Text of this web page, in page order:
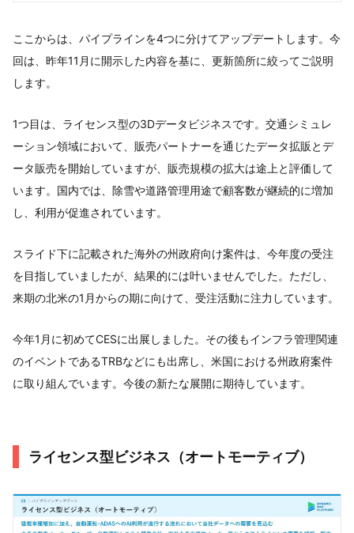
ここからは、パイプラインを4つに分けてアップデートします。今
回は、昨年11月に開示した内容を基に、更新箇所に絞ってご説明
します。
1つ目は、ライセンス型の3Dデータビジネスです。交通シミュレ
ーション領域において、販売パートナーを通じたデータ拡販とデ
ータ販売を開始していますが、販売規模の拡大は途上と評価して
います。国内では、除雪や道路管理用途で顧客数が継続的に増加
し、利用が促進されています。
スライド下に記載された海外の州政府向け案件は、今年度の受注
を目指していましたが、結果的には叶いませんでした。ただし、
来期の北米の1月からの期に向けて、受注活動に注力しています。
今年1月に初めてCESに出展しました。その後もインフラ管理関連
のイベントであるTRBなどにも出席し、米国における州政府案件
に取り組んでいます。今後の新たな展開に期待しています。
ライセンス型ビジネス（オートモーティブ）